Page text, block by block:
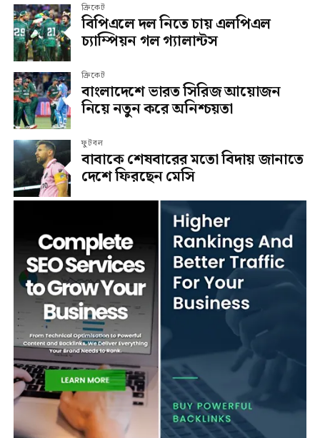
ক্রিকেট
বিপিএলে দল নিতে চায় এলপিএল
চ্যাম্পিয়ন গল গ্যালান্টস
ক্রিকেট
বাংলাদেশে ভারত সিরিজ আয়োজন
নিয়ে নতুন করে অনিশ্চয়তা
ফুটবল
বাবাকে শেষবারের মতো বিদায় জানাতে
দেশে ফিরছেন মেসি